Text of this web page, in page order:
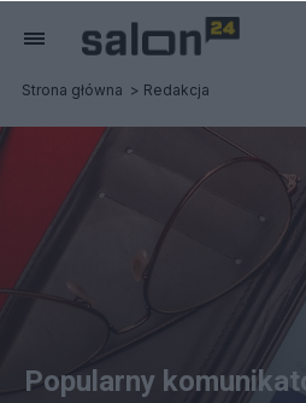
Strona główna Redakcja
Popularny